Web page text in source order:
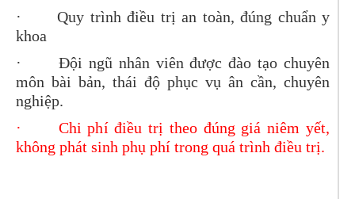
· Quy trình điều trị an toàn, đúng chuẩn y
khoa
· Đội ngũ nhân viên được đào tạo chuyên
môn bài bản, thái độ phục vụ ân cần, chuyên
nghiệp.
· Chi phí điều trị theo đúng giá niêm yết,
không phát sinh phụ phí trong quá trình điều trị.